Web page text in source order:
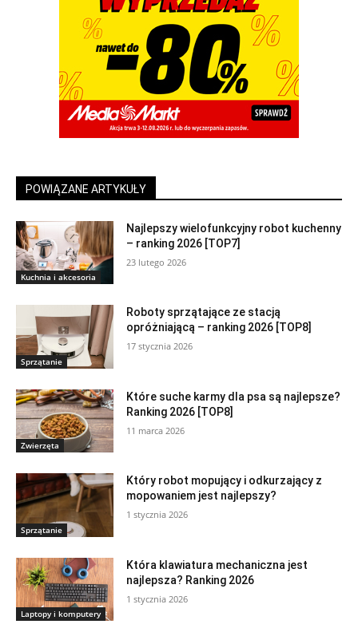
POWIĄZANE ARTYKUŁY
Kuchnia i akcesoria
Najlepszy wielofunkcyjny robot kuchenny
– ranking 2026 [TOP7]
23 lutego 2026
Sprzątanie
Roboty sprzątające ze stacją
opróżniającą – ranking 2026 [TOP8]
17 stycznia 2026
Zwierzęta
Które suche karmy dla psa są najlepsze?
Ranking 2026 [TOP8]
11 marca 2026
Sprzątanie
Który robot mopujący i odkurzający z
mopowaniem jest najlepszy?
1 stycznia 2026
Laptopy i komputery
Która klawiatura mechaniczna jest
najlepsza? Ranking 2026
1 stycznia 2026